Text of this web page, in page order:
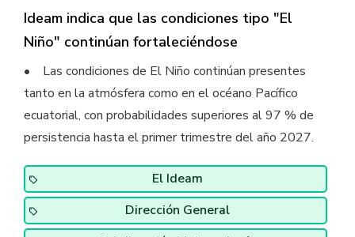
Ideam indica que las condiciones tipo "El
Niño" continúan fortaleciéndose
• Las condiciones de El Niño continúan presentes
tanto en la atmósfera como en el océano Pacífico
ecuatorial, con probabilidades superiores al 97 % de
persistencia hasta el primer trimestre del año 2027.
El Ideam
Dirección General